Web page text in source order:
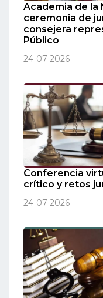
Academia de la
ceremonia de
consejera
Público
24-07-2026
Conferencia
crítico y retos
24-07-2026